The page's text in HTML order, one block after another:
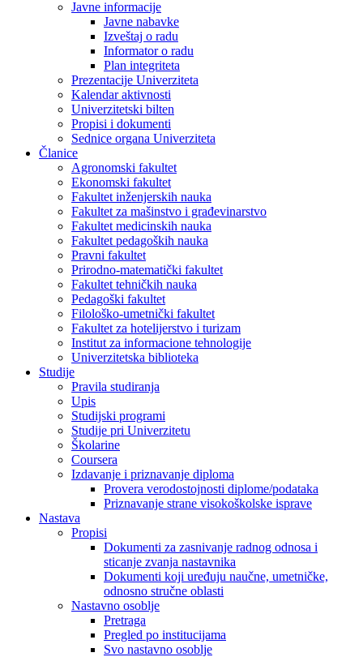
Javne informacije
Javne nabavke
Izveštaj o radu
Informator o radu
Plan integriteta
Prezentacije Univerziteta
Kalendar aktivnosti
Univerzitetski bilten
Propisi i dokumenti
Sednice organa Univerziteta
Članice
Agronomski fakultet
Ekonomski fakultet
Fakultet inženjerskih nauka
Fakultet za mašinstvo i građevinarstvo
Fakultet medicinskih nauka
Fakultet pedagoških nauka
Pravni fakultet
Prirodno-matematički fakultet
Fakultet tehničkih nauka
Pedagoški fakultet
Filološko-umetnički fakultet
Fakultet za hotelijerstvo i turizam
Institut za informacione tehnologije
Univerzitetska biblioteka
Studije
Pravila studiranja
Upis
Studijski programi
Studije pri Univerzitetu
Školarine
Coursera
Izdavanje i priznavanje diploma
Provera verodostojnosti diplome/podataka
Priznavanje strane visokoškolske isprave
Nastava
Propisi
Dokumenti za zasnivanje radnog odnosa i
sticanje zvanja nastavnika
Dokumenti koji uređuju naučne, umetničke,
odnosno stručne oblasti
Nastavno osoblje
Pretraga
Pregled po institucijama
Svo nastavno osoblje